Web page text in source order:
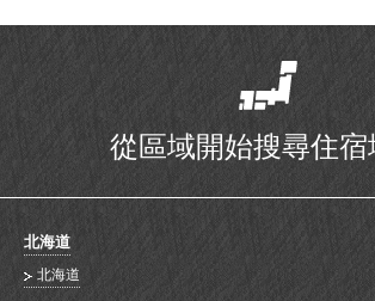
從區域開始搜尋住宿
北海道
北海道